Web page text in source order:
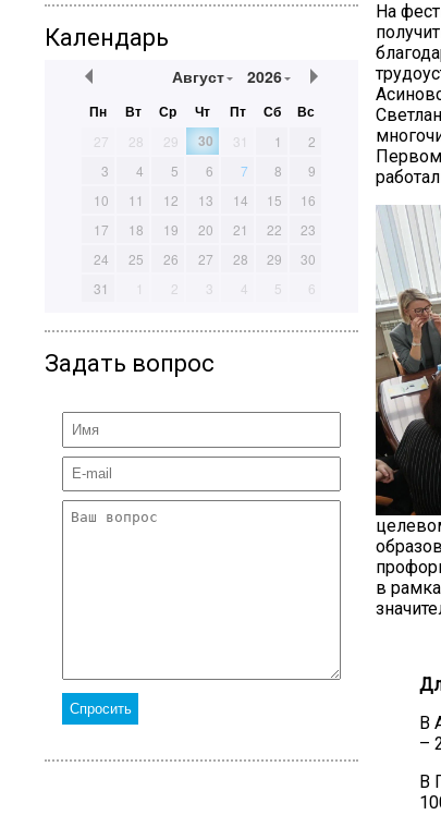
Календарь
Август 2026
Пн Вт Ср Чт Пт Сб Вс
27 28 29 30 31 1
2
3
4 5 6 7 8
9
10
11 12 13 14 15
16
17
18 19 20 21 22
23
24
25 26 27 28 29
30
31
1 2 3 4 5 6
Задать вопрос
На
в
В
–
В